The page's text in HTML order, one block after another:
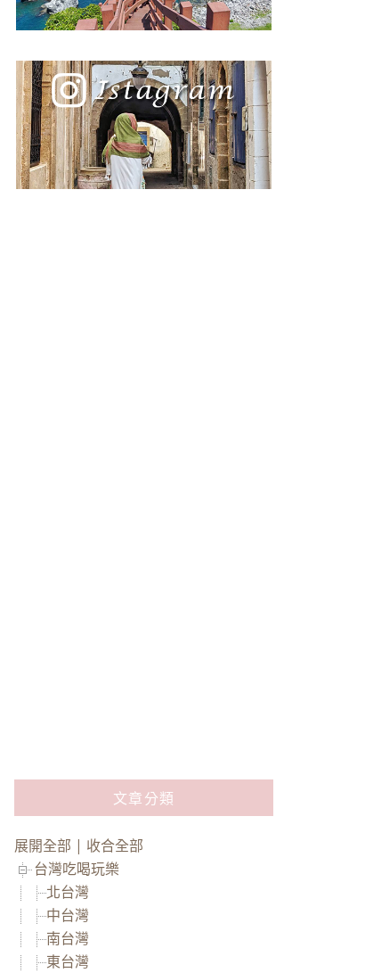
文章分類
展開全部 | 收合全部
台灣吃喝玩樂
北台灣
中台灣
南台灣
東台灣